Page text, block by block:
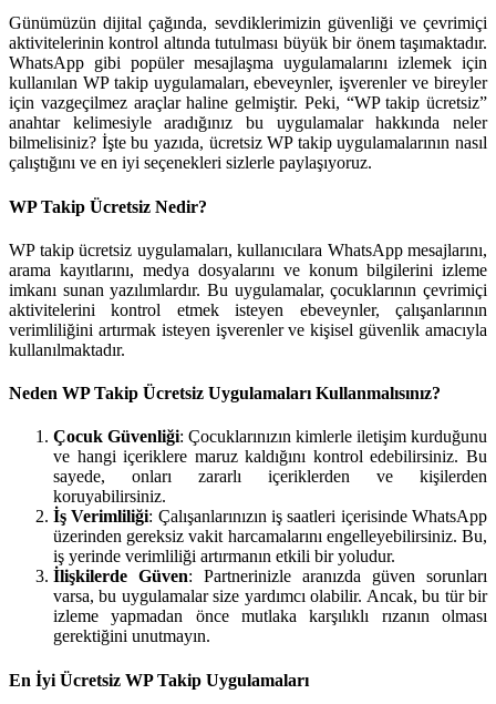
Günümüzün dijital çağında, sevdiklerimizin güvenliği ve çevrimiçi
aktivitelerinin kontrol altında tutulması büyük bir önem taşımaktadır.
WhatsApp gibi popüler mesajlaşma uygulamalarını izlemek için
kullanılan WP takip uygulamaları, ebeveynler, işverenler ve bireyler
için vazgeçilmez araçlar haline gelmiştir. Peki, “WP takip ücretsiz”
anahtar kelimesiyle aradığınız bu uygulamalar hakkında neler
bilmelisiniz? İşte bu yazıda, ücretsiz WP takip uygulamalarının nasıl
çalıştığını ve en iyi seçenekleri sizlerle paylaşıyoruz.
WP Takip Ücretsiz Nedir?
WP takip ücretsiz uygulamaları, kullanıcılara WhatsApp mesajlarını,
arama kayıtlarını, medya dosyalarını ve konum bilgilerini izleme
imkanı sunan yazılımlardır. Bu uygulamalar, çocuklarının çevrimiçi
aktivitelerini kontrol etmek isteyen ebeveynler, çalışanlarının
verimliliğini artırmak isteyen işverenler ve kişisel güvenlik amacıyla
kullanılmaktadır.
Neden WP Takip Ücretsiz Uygulamaları Kullanmalısınız?
Çocuk Güvenliği: Çocuklarınızın kimlerle iletişim kurduğunu
ve hangi içeriklere maruz kaldığını kontrol edebilirsiniz. Bu
sayede, onları zararlı içeriklerden ve kişilerden
koruyabilirsiniz.
İş Verimliliği: Çalışanlarınızın iş saatleri içerisinde WhatsApp
üzerinden gereksiz vakit harcamalarını engelleyebilirsiniz. Bu,
iş yerinde verimliliği artırmanın etkili bir yoludur.
İlişkilerde Güven: Partnerinizle aranızda güven sorunları
varsa, bu uygulamalar size yardımcı olabilir. Ancak, bu tür bir
izleme yapmadan önce mutlaka karşılıklı rızanın olması
gerektiğini unutmayın.
En İyi Ücretsiz WP Takip Uygulamaları